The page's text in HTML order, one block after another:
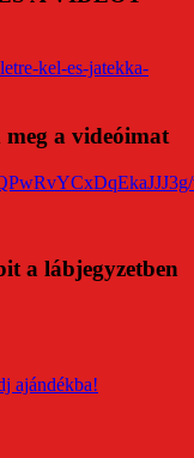
kel-es-jatekka-
a videóimat
a lábjegyzetben
ajándékba!